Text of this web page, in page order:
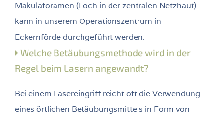
Makulaforamen (Loch in der zentralen Netzhaut)
kann in unserem Operationszentrum in
Eckernförde durchgeführt werden.
Welche Betäubungsmethode wird in der
Regel beim Lasern angewandt?
Bei einem Lasereingriff reicht oft die Verwendung
eines örtlichen Betäubungsmittels in Form von